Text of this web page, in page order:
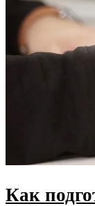
Как